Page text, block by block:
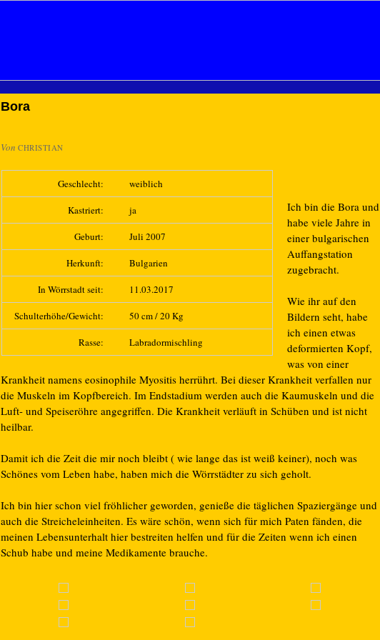
Bora
Von CHRISTIAN
Geschlecht: weiblich
Kastriert: ja
Geburt: Juli 2007
Herkunft: Bulgarien
In Wörrstadt seit: 11.03.2017
Schulterhöhe/Gewicht: 50 cm / 20 Kg
Rasse: Labradormischling
Ich bin die Bora und
habe viele Jahre in
einer bulgarischen
Auffangstation
zugebracht.
Wie ihr auf den
Bildern seht, habe
ich einen etwas
deformierten Kopf,
was von einer
Krankheit namens eosinophile Myositis herrührt. Bei dieser Krankheit verfallen nur
die Muskeln im Kopfbereich. Im Endstadium werden auch die Kaumuskeln und die
Luft- und Speiseröhre angegriffen. Die Krankheit verläuft in Schüben und ist nicht
heilbar.
Damit ich die Zeit die mir noch bleibt ( wie lange das ist weiß keiner), noch was
Schönes vom Leben habe, haben mich die Wörrstädter zu sich geholt.
Ich bin hier schon viel fröhlicher geworden, genieße die täglichen Spaziergänge und
auch die Streicheleinheiten. Es wäre schön, wenn sich für mich Paten fänden, die
meinen Lebensunterhalt hier bestreiten helfen und für die Zeiten wenn ich einen
Schub habe und meine Medikamente brauche.